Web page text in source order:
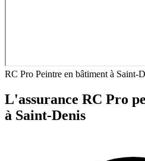
RC Pro Peintre en bâtiment à Saint-
L'assurance RC Pro
à Saint-Denis